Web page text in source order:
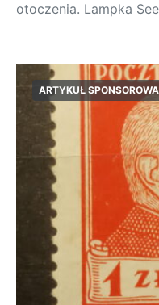
otoczenia. Lampka
ARTYKUŁ